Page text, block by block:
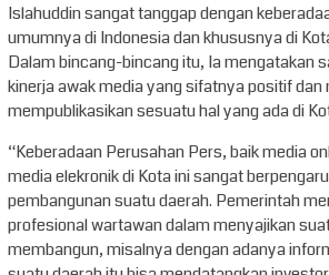
Islahuddin sangat tanggap dengan
umumnya di Indonesia dan khususnya di
Dalam bincang-bincang itu, Ia mengatakan
kinerja awak media yang sifatnya positif
mempublikasikan sesuatu hal yang ada di
“Keberadaan Perusahan Pers, baik media
media elekronik di Kota ini sangat
pembangunan suatu daerah. Pemerintah
profesional wartawan dalam menyajikan
membangun, misalnya dengan adanya